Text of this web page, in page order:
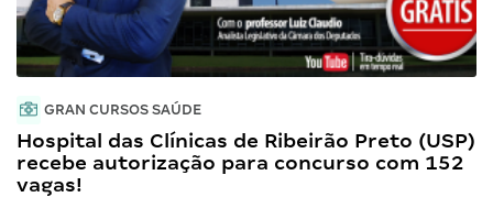
GRAN CURSOS SAÚDE
Hospital das Clínicas de Ribeirão Preto (USP)
recebe autorização para concurso com 152
vagas!